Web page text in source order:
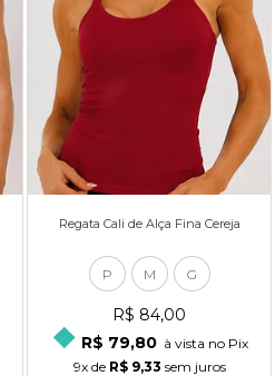
Regata Cali de Alça Fina Cereja
P M G
R$ 84,00
R$ 79,80 à vista no Pix
9xde R$ 9,33 sem juros